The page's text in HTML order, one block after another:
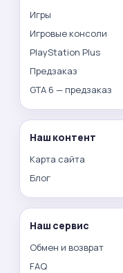
Игры
Игровые консоли
PlayStation Plus
Предзаказ
GTA 6 — предзаказ
Наш контент
Карта сайта
Блог
Наш сервис
Обмен и возврат
FAQ